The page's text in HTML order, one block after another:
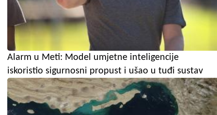
Alarm u Meti: Model umjetne inteligencije
iskoristio sigurnosni propust i ušao u tuđi sustav